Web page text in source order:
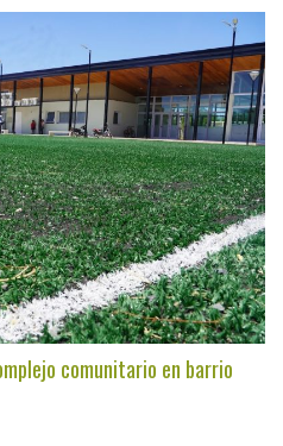
comunitario en barrio